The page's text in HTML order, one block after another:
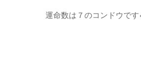
運命数は７のコンドウです